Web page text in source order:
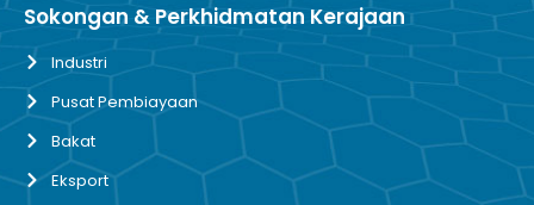
Sokongan & Perkhidmatan Kerajaan
Industri
Pusat Pembiayaan
Bakat
Eksport